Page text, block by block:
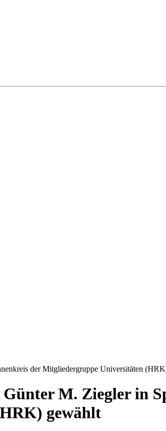
der Mitgliedergruppe Universitäten
M. Ziegler in
gewählt